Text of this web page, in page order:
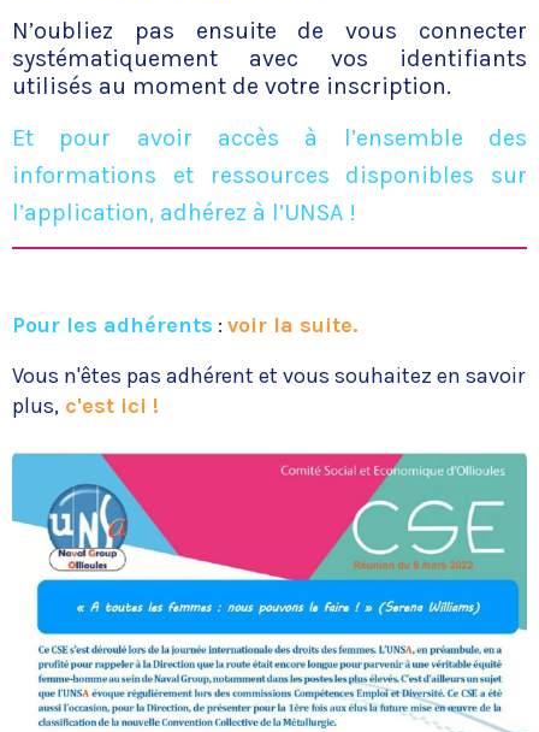
N’oubliez pas ensuite de vous connecter
systématiquement avec vos identifiants
utilisés au moment de votre inscription.
Et pour avoir accès à l’ensemble des
informations et ressources disponibles sur
l’application, adhérez à l’UNSA !
Pour les adhérents : voir la suite.
Vous n'êtes pas adhérent et vous souhaitez en savoir
plus, c'est ici !